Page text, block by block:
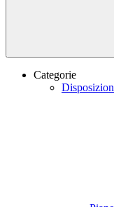
Categorie